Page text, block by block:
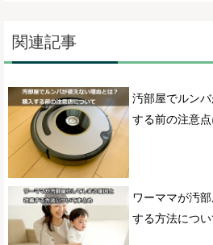
関連記事
汚部屋でルン
する前の注意
ワーママが汚
する方法につ